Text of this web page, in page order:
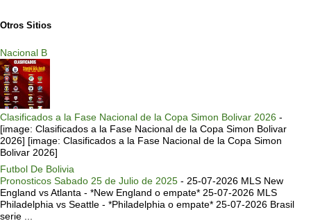
Otros Sitios
Nacional B
Clasificados a la Fase Nacional de la Copa Simon Bolivar 2026 -
[image: Clasificados a la Fase Nacional de la Copa Simon Bolivar
2026] [image: Clasificados a la Fase Nacional de la Copa Simon
Bolivar 2026]
Futbol De Bolivia
Pronosticos Sabado 25 de Julio de 2025 - 25-07-2026 MLS New
England vs Atlanta - *New England o empate* 25-07-2026 MLS
Philadelphia vs Seattle - *Philadelphia o empate* 25-07-2026 Brasil
serie ...